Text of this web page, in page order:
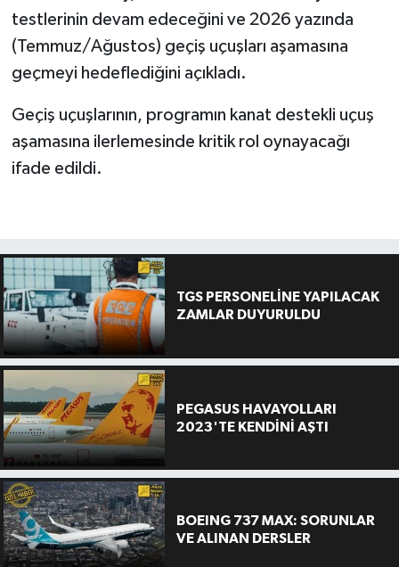
testlerinin devam edeceğini ve 2026 yazında
(Temmuz/Ağustos) geçiş uçuşları aşamasına
geçmeyi hedeflediğini açıkladı.
Geçiş uçuşlarının, programın kanat destekli uçuş
aşamasına ilerlemesinde kritik rol oynayacağı
ifade edildi.
TGS PERSONELİNE YAPILACAK
ZAMLAR DUYURULDU
PEGASUS HAVAYOLLARI
2023'TE KENDİNİ AŞTI
BOEING 737 MAX: SORUNLAR
VE ALINAN DERSLER